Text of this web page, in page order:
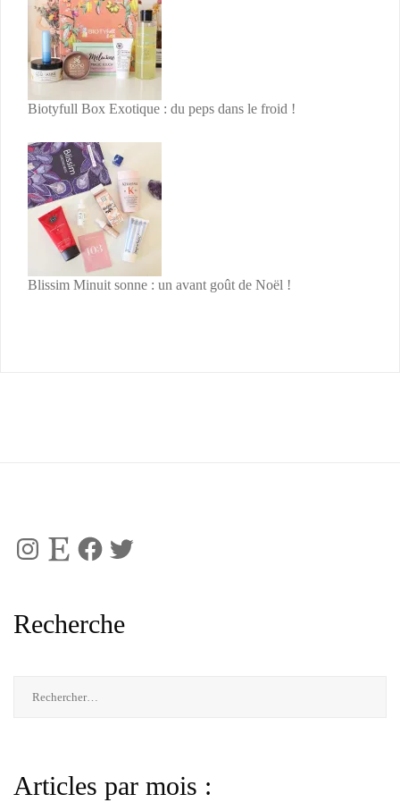
Biotyfull Box Exotique : du peps dans le froid !
Blissim Minuit sonne : un avant goût de Noël !
Instagram
Etsy FacebookTwitter
Recherche
Articles par mois :